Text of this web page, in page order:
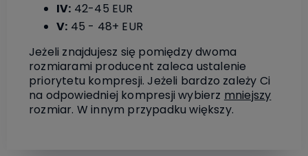
IV: 42-45 EUR
V: 45 - 48+ EUR
Jeżeli znajdujesz się pomiędzy dwoma
rozmiarami producent zaleca ustalenie
priorytetu kompresji. Jeżeli bardzo zależy Ci
na odpowiedniej kompresji wybierz mniejszy
rozmiar. W innym przypadku większy.